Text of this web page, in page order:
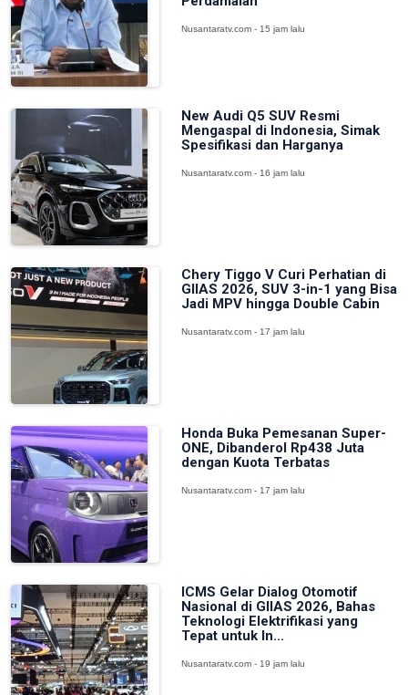
Nusantaratv.com - 15 jam lalu
New Audi Q5 SUV Resmi
Mengaspal di Indonesia, Simak
Spesifikasi dan Harganya
Nusantaratv.com - 16 jam lalu
Chery Tiggo V Curi Perhatian di
GIIAS 2026, SUV 3-in-1 yang Bisa
Jadi MPV hingga Double Cabin
Nusantaratv.com - 17 jam lalu
Honda Buka Pemesanan Super-
ONE, Dibanderol Rp438 Juta
dengan Kuota Terbatas
Nusantaratv.com - 17 jam lalu
ICMS Gelar Dialog Otomotif
Nasional di GIIAS 2026, Bahas
Teknologi Elektrifikasi yang
Tepat untuk In...
Nusantaratv.com - 19 jam lalu